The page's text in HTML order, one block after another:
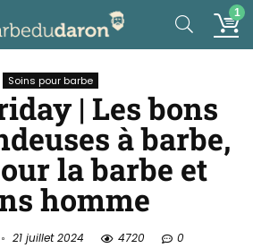
1
Soins pour barbe
| Les bons
à barbe,
la barbe et
homme
21 juillet 2024 4720 0